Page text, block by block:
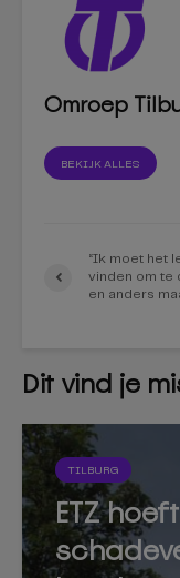
Omroep
BEKIJK ALLES
“Ik moet het
vinden om te
en anders
Dit vind je
TILBURG
ETZ